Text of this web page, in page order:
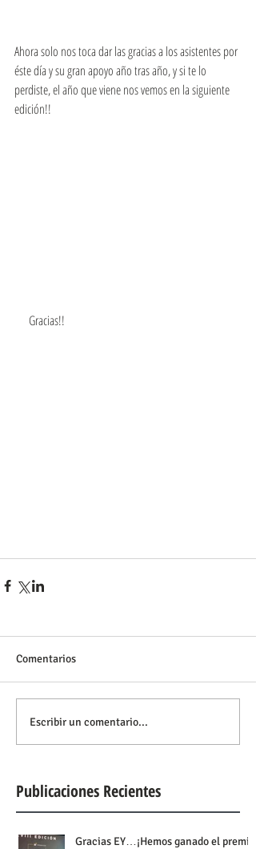
Ahora solo nos toca dar las gracias a los asistentes por
éste día y su gran apoyo año tras año, y si te lo
perdiste, el año que viene nos vemos en la siguiente
edición!!
      Gracias!!
Comentarios
Escribir un comentario...
Publicaciones Recientes
Gracias EY…¡Hemos ganado el premio